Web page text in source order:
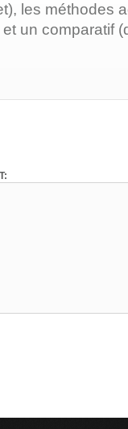
les méthodes
un comparatif